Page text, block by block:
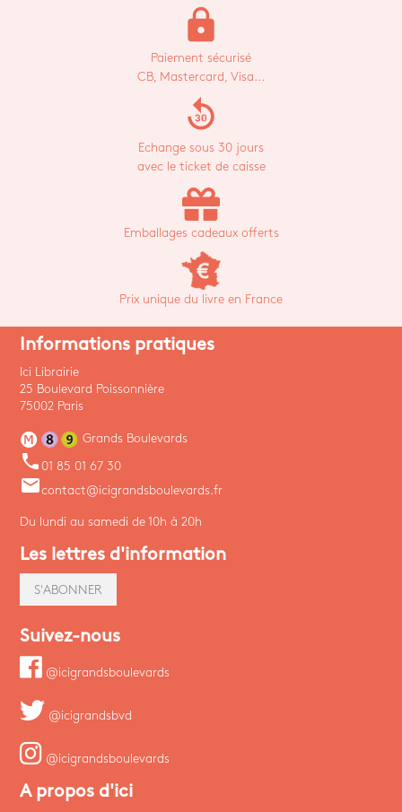
lock
Paiement sécurisé
CB, Mastercard, Visa...
replay_30
Echange sous 30 jours
avec le ticket de caisse
Emballages cadeaux offerts
Prix unique du livre en France
Informations pratiques
Ici Librairie
25 Boulevard Poissonnière
75002 Paris
Grands Boulevards
phone 01 85 01 67 30
emailcontact@icigrandsboulevards.fr
Du lundi au samedi de 10h à 20h
Les lettres d'information
S'ABONNER
Suivez-nous
@icigrandsboulevards
@icigrandsbvd
@icigrandsboulevards
A propos d'ici